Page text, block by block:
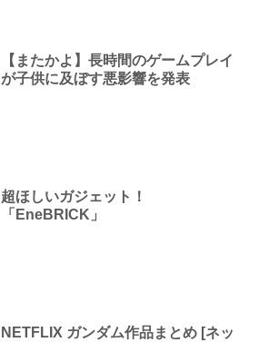
【またかよ】長時間のゲームプレイ
が子供に及ぼす悪影響を発表
超ほしいガジェット！
「EneBRICK」
NETFLIX ガンダム作品まとめ [ネッ